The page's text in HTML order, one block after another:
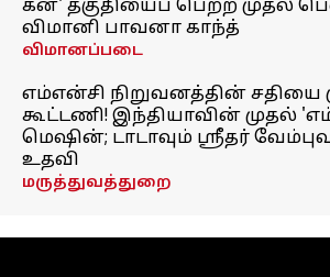
கன்' தகுதியைப் பெற்ற முதல்
விமானி பாவனா காந்த்
விமானப்படை
எம்என்சி நிறுவனத்தின் சதியை
கூட்டணி! இந்தியாவின் முதல்
மெஷின்; டாடாவும் ஸ்ரீதர்
உதவி
மருத்துவத்துறை